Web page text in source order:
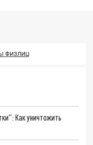
ФИЗЛИЦ
Как уничтожить